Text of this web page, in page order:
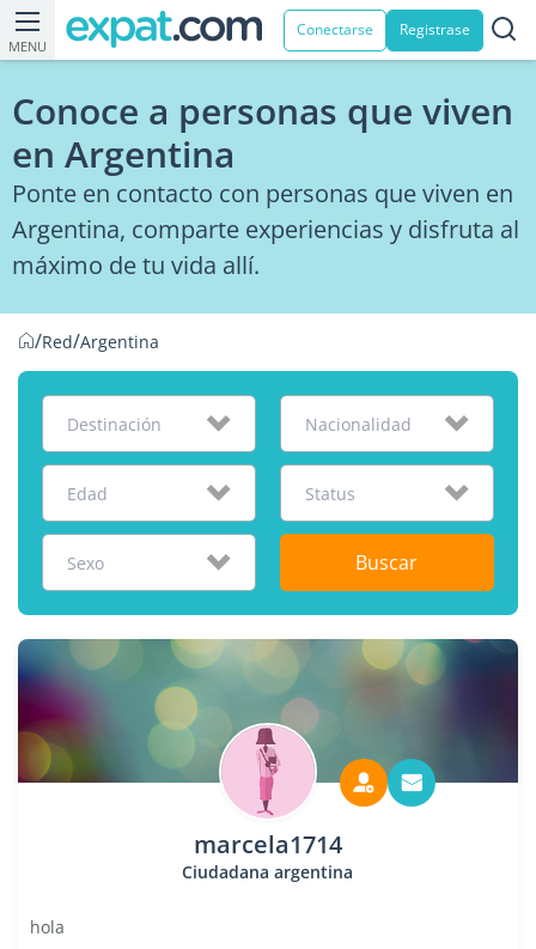
MENU
Conectarse Registrase
Conoce a personas que viven
en Argentina
Ponte en contacto con personas que viven en
Argentina, comparte experiencias y disfruta al
máximo de tu vida allí.
/Red/Argentina
Destinación Nacionalidad
Edad Status
Sexo Buscar
marcela1714
Ciudadana argentina
hola